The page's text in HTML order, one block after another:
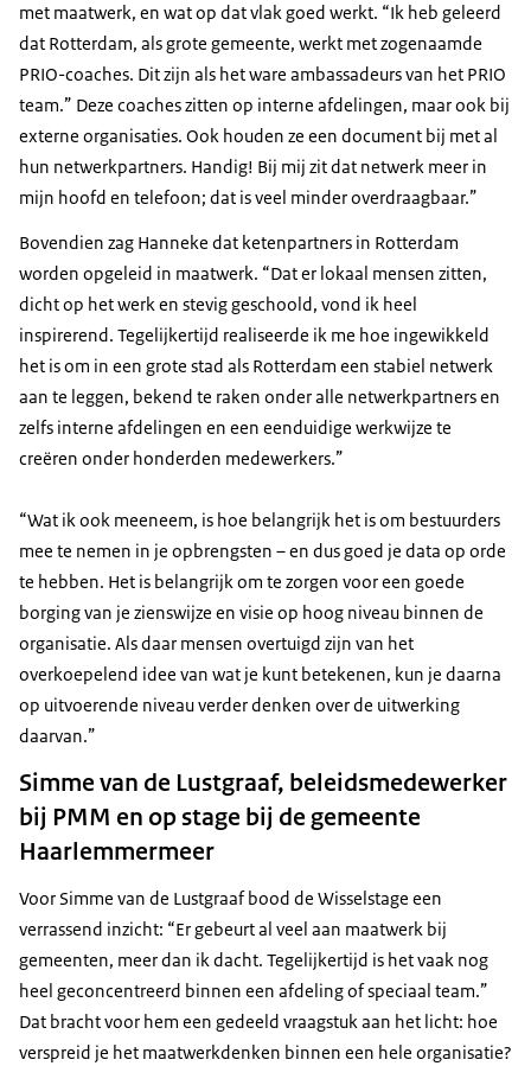
met maatwerk, en wat op dat vlak goed werkt. “Ik heb geleerd
dat Rotterdam, als grote gemeente, werkt met zogenaamde
PRIO-coaches. Dit zijn als het ware ambassadeurs van het PRIO
team.” Deze coaches zitten op interne afdelingen, maar ook bij
externe organisaties. Ook houden ze een document bij met al
hun netwerkpartners. Handig! Bij mij zit dat netwerk meer in
mijn hoofd en telefoon; dat is veel minder overdraagbaar.”
Bovendien zag Hanneke dat ketenpartners in Rotterdam
worden opgeleid in maatwerk. “Dat er lokaal mensen zitten,
dicht op het werk en stevig geschoold, vond ik heel
inspirerend. Tegelijkertijd realiseerde ik me hoe ingewikkeld
het is om in een grote stad als Rotterdam een stabiel netwerk
aan te leggen, bekend te raken onder alle netwerkpartners en
zelfs interne afdelingen en een eenduidige werkwijze te
creëren onder honderden medewerkers.”
“Wat ik ook meeneem, is hoe belangrijk het is om bestuurders
mee te nemen in je opbrengsten – en dus goed je data op orde
te hebben. Het is belangrijk om te zorgen voor een goede
borging van je zienswijze en visie op hoog niveau binnen de
organisatie. Als daar mensen overtuigd zijn van het
overkoepelend idee van wat je kunt betekenen, kun je daarna
op uitvoerende niveau verder denken over de uitwerking
daarvan.”
Simme van de Lustgraaf, beleidsmedewerker
bij PMM en op stage bij de gemeente
Haarlemmermeer
Voor Simme van de Lustgraaf bood de Wisselstage een
verrassend inzicht: “Er gebeurt al veel aan maatwerk bij
gemeenten, meer dan ik dacht. Tegelijkertijd is het vaak nog
heel geconcentreerd binnen een afdeling of speciaal team.”
Dat bracht voor hem een gedeeld vraagstuk aan het licht: hoe
verspreid je het maatwerkdenken binnen een hele organisatie?